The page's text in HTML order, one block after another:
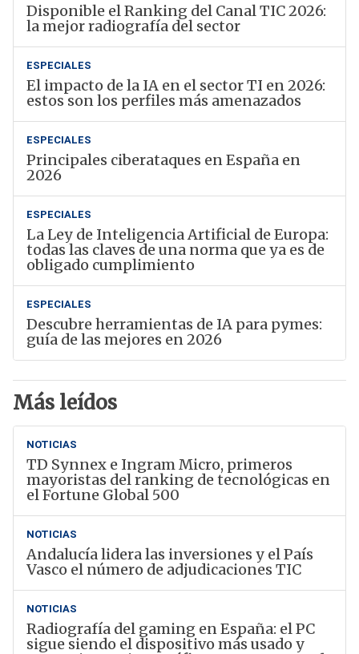
Disponible el Ranking del Canal TIC 2026:
la mejor radiografía del sector
ESPECIALES
El impacto de la IA en el sector TI en 2026:
estos son los perfiles más amenazados
ESPECIALES
Principales ciberataques en España en
2026
ESPECIALES
La Ley de Inteligencia Artificial de Europa:
todas las claves de una norma que ya es de
obligado cumplimiento
ESPECIALES
Descubre herramientas de IA para pymes:
guía de las mejores en 2026
Más leídos
NOTICIAS
TD Synnex e Ingram Micro, primeros
mayoristas del ranking de tecnológicas en
el Fortune Global 500
NOTICIAS
Andalucía lidera las inversiones y el País
Vasco el número de adjudicaciones TIC
NOTICIAS
Radiografía del gaming en España: el PC
sigue siendo el dispositivo más usado y